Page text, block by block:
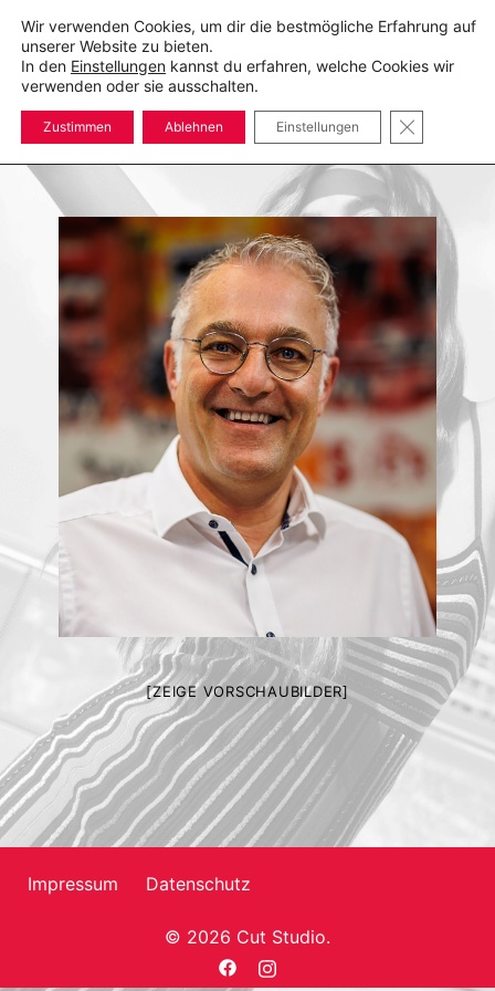
Inhalt
springen
Suche
[ZEIGE VORSCHAUBILDER]
Impressum Datenschutz
© 2026 Cut Studio.
Wir verwenden Cookies, um dir die bestmögliche Erfahrung auf
unserer Website zu bieten.
In den Einstellungen kannst du erfahren, welche Cookies wir
verwenden oder sie ausschalten.
Zustimmen Ablehnen Einstellungen GDPR